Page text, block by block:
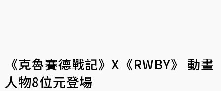
《克魯賽德戰記》X《RWBY》 動畫
人物8位元登場